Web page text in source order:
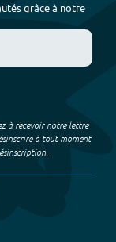
grâce à notre
à recevoir notre lettre
à tout moment